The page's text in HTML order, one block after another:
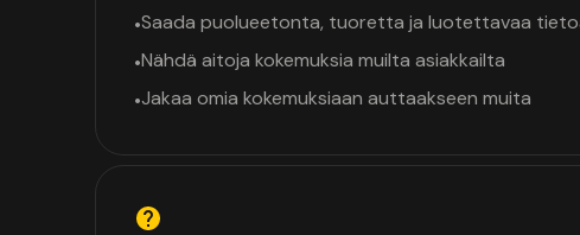
•Saada puolueetonta, tuoretta ja luotettavaa
•Nähdä aitoja kokemuksia muilta asiakkailta
•Jakaa omia kokemuksiaan auttaakseen muita